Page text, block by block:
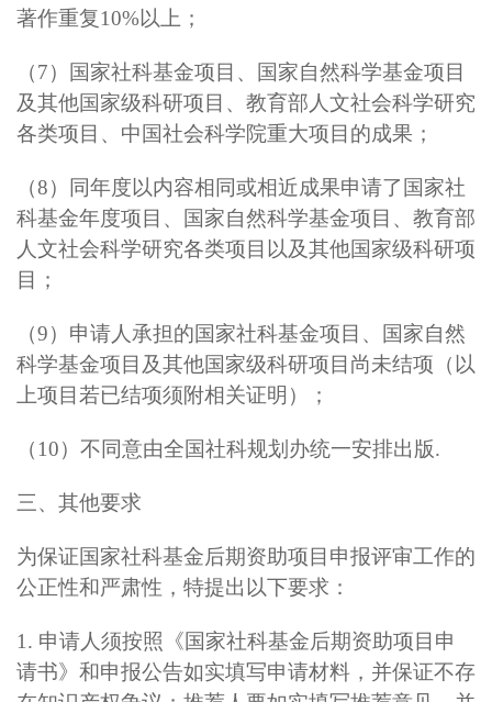
著作重复10%以上；
（7）国家社科基金项目、国家自然科学基金项目
及其他国家级科研项目、教育部人文社会科学研究
各类项目、中国社会科学院重大项目的成果；
（8）同年度以内容相同或相近成果申请了国家社
科基金年度项目、国家自然科学基金项目、教育部
人文社会科学研究各类项目以及其他国家级科研项
目；
（9）申请人承担的国家社科基金项目、国家自然
科学基金项目及其他国家级科研项目尚未结项（以
上项目若已结项须附相关证明）；
（10）不同意由全国社科规划办统一安排出版.
三、其他要求
为保证国家社科基金后期资助项目申报评审工作的
公正性和严肃性，特提出以下要求：
1. 申请人须按照《国家社科基金后期资助项目申
请书》和申报公告如实填写申请材料，并保证不存